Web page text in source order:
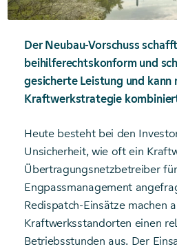
Der Neubau-Vorschuss
beihilferechtskonform und
gesicherte Leistung und kann
Kraftwerkstrategie
Heute besteht bei den
Unsicherheit, wie oft ein
Übertragungsnetzbetreiber
Engpassmanagement
Redispatch-Einsätze machen
Kraftwerksstandorten einen
Betriebsstunden aus. Der